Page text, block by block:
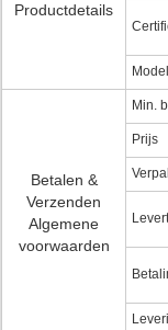
Productdetails
Betalen &
Verzenden
Algemene
voorwaarden
Min.
Prijs